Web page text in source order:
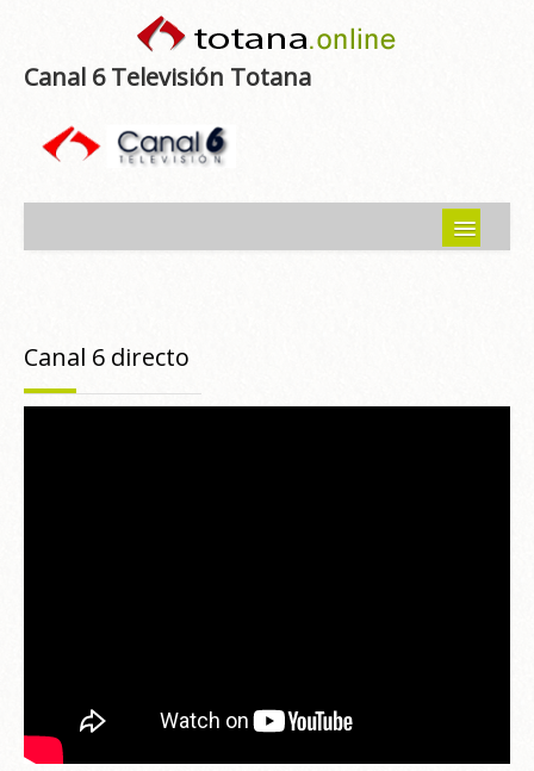
Canal 6 Televisión Totana
Programas emitidos
Canal 6 directo